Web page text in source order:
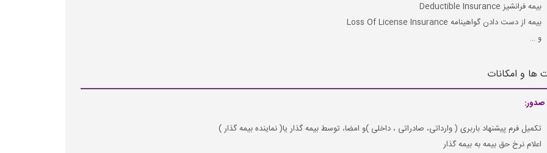
بیمه فرانشیز Deductible Insurance
بیمه از دست دادن گواهینامه Loss Of License Insurance
و …
ها و امکانات
صدور:
تکمیل فرم پیشنهاد باربری ( وارداتی، صادراتی ، داخلی )و امضا، توسط بیمه گذار یا( نماینده بیمه گذار )
اعلام نرخ حق بیمه به بیمه گذار